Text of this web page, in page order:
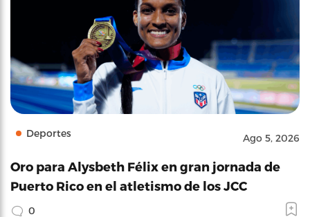
Deportes Ago 5, 2026
Oro para Alysbeth Félix en gran jornada de
Puerto Rico en el atletismo de los JCC
0